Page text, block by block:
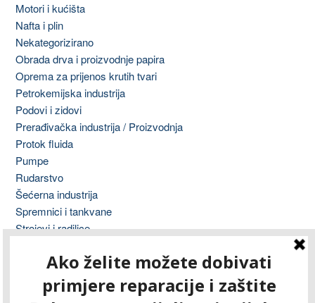
Motori i kućišta
Nafta i plin
Nekategorizirano
Obrada drva i proizvodnje papira
Oprema za prijenos krutih tvari
Petrokemijska industrija
Podovi i zidovi
Prerađivačka industrija / Proizvodnja
Protok fluida
Pumpe
Rudarstvo
Šećerna industrija
Spremnici i tankvane
Strojevi i radilice
Transformatori
Ventili, cijevi i fitinzi
Vodovod i odvodnja